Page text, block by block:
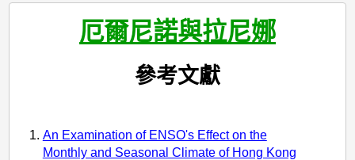
厄
拉
厄爾尼諾與拉尼娜
參考文獻
An Examination of ENSO's Effect on the
Monthly and Seasonal Climate of Hong Kong